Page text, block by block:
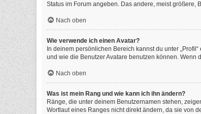
Status im Forum angeben. Das andere, meist größere,
Nach oben
Wie verwende ich einen Avatar?
In deinem persönlichen Bereich kannst du unter
und wie die Benutzer Avatare benutzen können. Wenn
Nach oben
Was ist mein Rang und wie kann ich ihn ändern?
Ränge, die unter deinem Benutzernamen stehen,
Wortlaut eines Ranges nicht direkt ändern, da sie von